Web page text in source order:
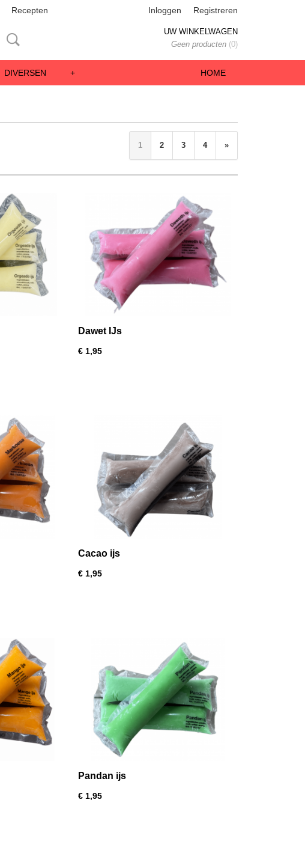
Recepten Inloggen Registreren
UW WINKELWAGEN
Geen producten (0)
HOME
DIVERSEN +
1 2 3 4 »
Dawet IJs
€ 1,95
Cacao ijs
€ 1,95
Pandan ijs
€ 1,95